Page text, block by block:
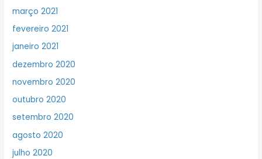
março 2021
fevereiro 2021
janeiro 2021
dezembro 2020
novembro 2020
outubro 2020
setembro 2020
agosto 2020
julho 2020